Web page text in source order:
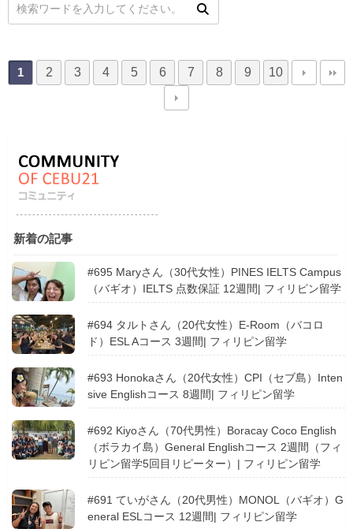
1 2 3 4 5 6 7 8 9 10
新着の記事
#695 Maryさん（30代女性）PINES IELTS Campus
（バギオ）IELTS 点数保証 12週間| フィリピン留学
#694 タルトさん（20代女性）E-Room（バコロ
ド）ESL Aコース 3週間| フィリピン留学
#693 Honokaさん（20代女性）CPI（セブ島）Inten
sive Englishコース 8週間| フィリピン留学
#692 Kiyoさん（70代男性）Boracay Coco English
（ボラカイ島）General Englishコース 2週間（フィ
リピン留学5回目リピーター）| フィリピン留学
#691 ていがさん（20代男性）MONOL（バギオ）G
eneral ESLコース 12週間| フィリピン留学